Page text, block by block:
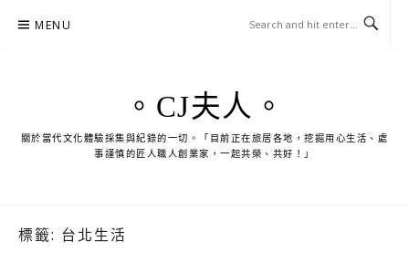
MENU
。CJ夫人。
關於當代文化體驗採集與紀錄的一切。「目前正在旅居各地，挖掘用心生活、處
事謹慎的匠人職人創業家，一起共榮、共好！」
標籤: 台北生活